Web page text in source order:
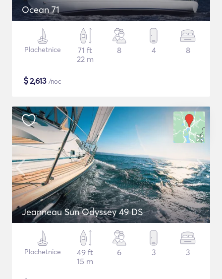
Ocean 71
Plachetnice
71 ft
22 m
8 4 8
$2,613 /noc
Jeanneau Sun Odyssey 49 DS
Plachetnice
49 ft
15 m
6 3 3